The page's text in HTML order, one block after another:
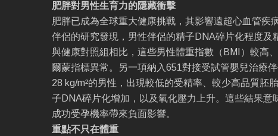
肥胖對男性生育力的隱藏衝擊
肥胖已成為全球重大健康挑戰，其影響遠超心血管疾
伴侶的研究發現，男性伴侶的精子DNA碎片化程度及
與健康對照組相比，這些男性體重指數（BMI）較高
爾蒙指標異常。另一項納入651對接受試管嬰兒治療
28 kg/m²的男性，出現較低的受精率、較少高品質胚
子DNA碎片化增加，以及氧化壓力上升。這些結果意
成功受孕機率帶來負面影響。
重點不只在體重